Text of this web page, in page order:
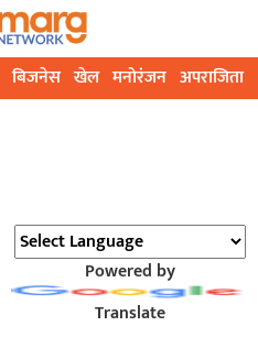
बिजनेस खेल मनोरंजन अपराजिता
Powered by
Translate